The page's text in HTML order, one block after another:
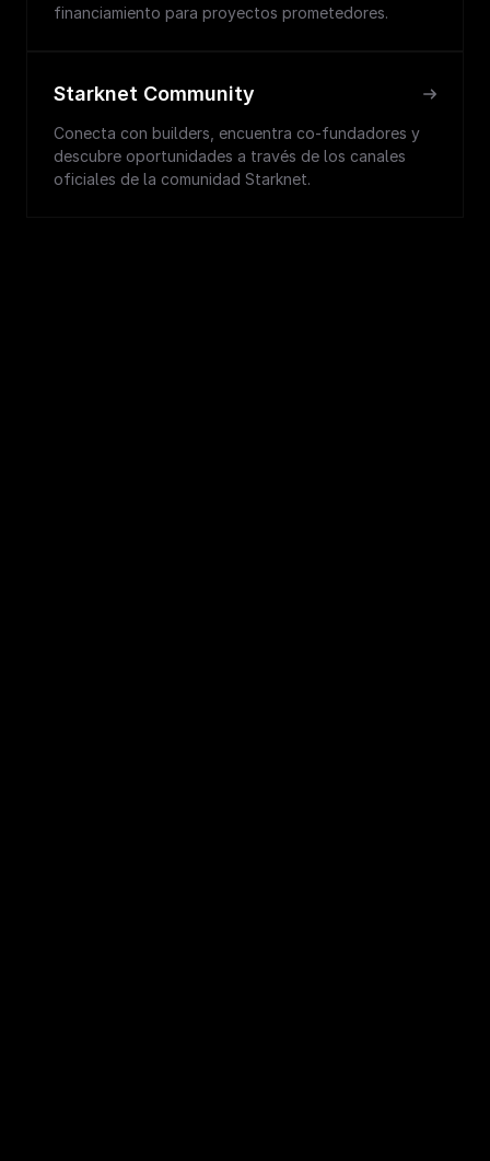
financiamiento para proyectos prometedores.
Starknet Community
Conecta con builders, encuentra co-fundadores y
descubre oportunidades a través de los canales
oficiales de la comunidad Starknet.